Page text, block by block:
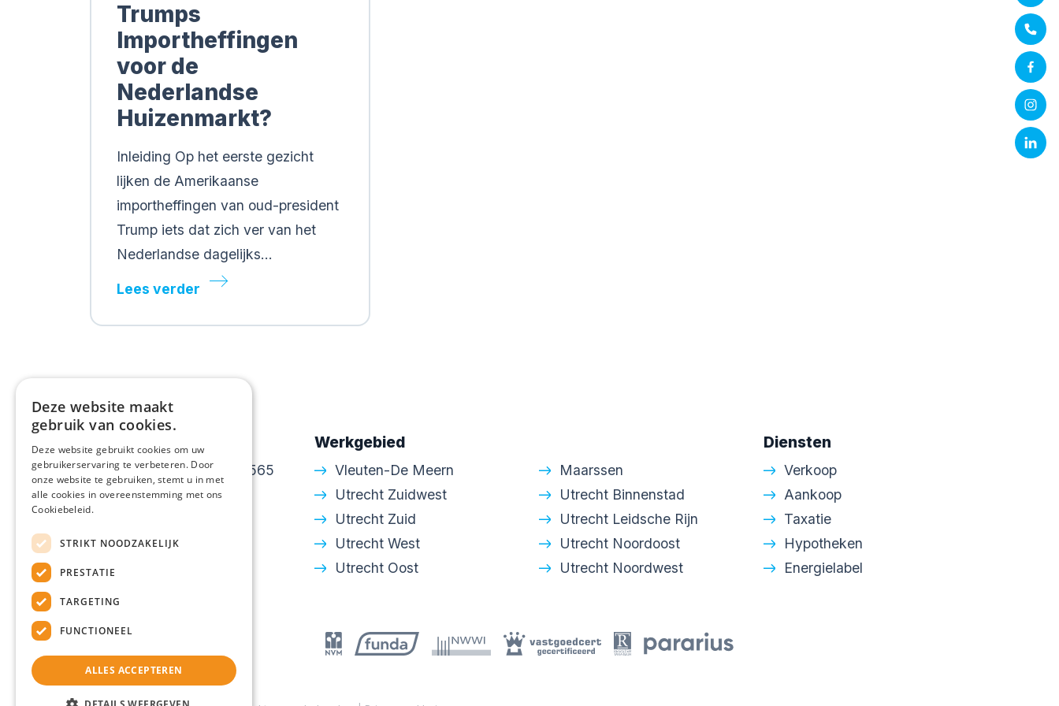
Trumps
Importheffingen
voor de
Nederlandse
Huizenmarkt?
Inleiding Op het eerste gezicht
lijken de Amerikaanse
importheffingen van oud-president
Trump iets dat zich ver van het
Nederlandse dagelijks…
Lees verder
Contactgegevens
Amsterdamsestraatweg 565
3553 EH Utrecht
info@walton.nl
KvK: 30250306
Werkgebied
Vleuten-De Meern
Utrecht Zuidwest
Utrecht Zuid
Utrecht West
Utrecht Oost
Maarssen
Utrecht Binnenstad
Utrecht Leidsche Rijn
Utrecht Noordoost
Utrecht Noordwest
Diensten
Verkoop
Aankoop
Taxatie
Hypotheken
Energielabel
Deze website maakt
gebruik van cookies.
Deze website gebruikt cookies om uw
gebruikerservaring te verbeteren. Door
onze website te gebruiken, stemt u in met
alle cookies in overeenstemming met ons
Cookiebeleid.
STRIKT NOODZAKELIJK
PRESTATIE
TARGETING
FUNCTIONEEL
ALLES ACCEPTEREN